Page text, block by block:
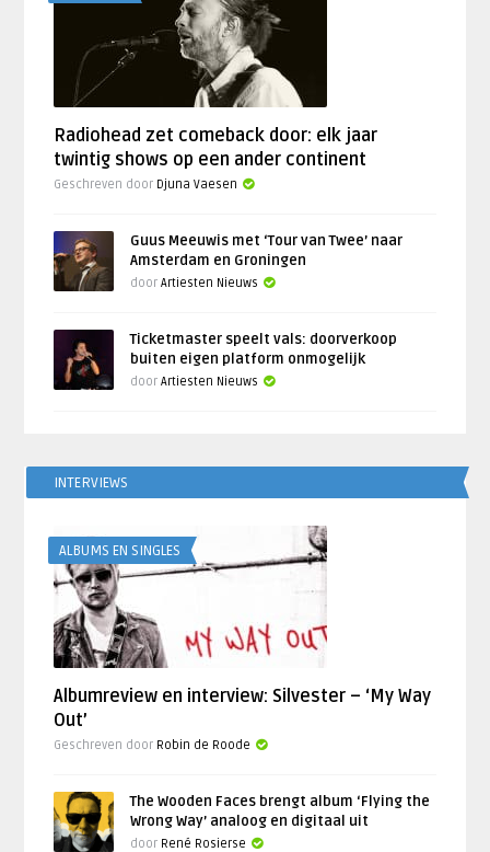
Radiohead zet comeback door: elk jaar
twintig shows op een ander continent
Geschreven door Djuna Vaesen
Guus Meeuwis met ‘Tour van Twee’ naar
Amsterdam en Groningen
doorArtiesten Nieuws
Ticketmaster speelt vals: doorverkoop
buiten eigen platform onmogelijk
doorArtiesten Nieuws
INTERVIEWS
ALBUMS EN SINGLES
Albumreview en interview: Silvester – ‘My Way
Out’
Geschreven door Robin de Roode
The Wooden Faces brengt album ‘Flying the
Wrong Way’ analoog en digitaal uit
door René Rosierse